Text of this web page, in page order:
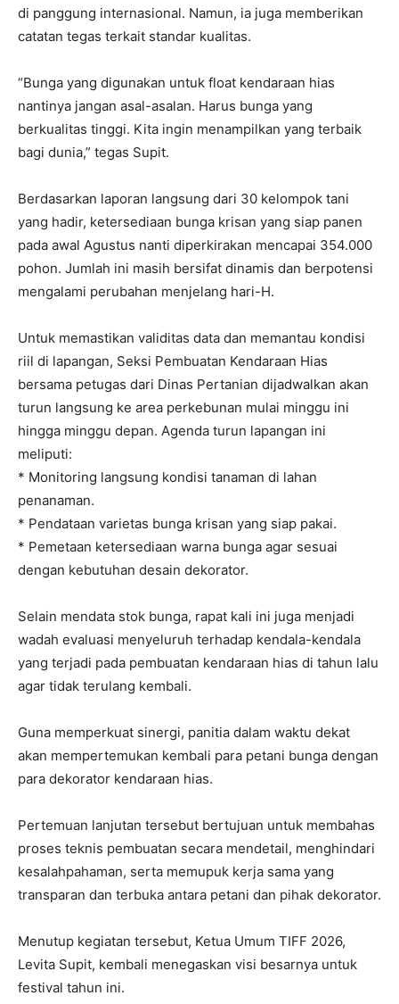
di panggung internasional. Namun, ia juga memberikan
catatan tegas terkait standar kualitas.
“Bunga yang digunakan untuk float kendaraan hias
nantinya jangan asal-asalan. Harus bunga yang
berkualitas tinggi. Kita ingin menampilkan yang terbaik
bagi dunia,” tegas Supit.
Berdasarkan laporan langsung dari 30 kelompok tani
yang hadir, ketersediaan bunga krisan yang siap panen
pada awal Agustus nanti diperkirakan mencapai 354.000
pohon. Jumlah ini masih bersifat dinamis dan berpotensi
mengalami perubahan menjelang hari-H.
Untuk memastikan validitas data dan memantau kondisi
riil di lapangan, Seksi Pembuatan Kendaraan Hias
bersama petugas dari Dinas Pertanian dijadwalkan akan
turun langsung ke area perkebunan mulai minggu ini
hingga minggu depan. Agenda turun lapangan ini
meliputi:
* Monitoring langsung kondisi tanaman di lahan
penanaman.
* Pendataan varietas bunga krisan yang siap pakai.
* Pemetaan ketersediaan warna bunga agar sesuai
dengan kebutuhan desain dekorator.
Selain mendata stok bunga, rapat kali ini juga menjadi
wadah evaluasi menyeluruh terhadap kendala-kendala
yang terjadi pada pembuatan kendaraan hias di tahun lalu
agar tidak terulang kembali.
Guna memperkuat sinergi, panitia dalam waktu dekat
akan mempertemukan kembali para petani bunga dengan
para dekorator kendaraan hias.
Pertemuan lanjutan tersebut bertujuan untuk membahas
proses teknis pembuatan secara mendetail, menghindari
kesalahpahaman, serta memupuk kerja sama yang
transparan dan terbuka antara petani dan pihak dekorator.
Menutup kegiatan tersebut, Ketua Umum TIFF 2026,
Levita Supit, kembali menegaskan visi besarnya untuk
festival tahun ini.